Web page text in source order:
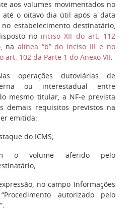
aos volumes movimentados no
até o oitavo dia útil após a data
estabelecimento destinatário,
noinciso XII do art. 112
, na alínea “b” do inciso III e no
art. 102 da Parte 1 do Anexo VII.
operações dutoviárias de
ou interestadual entre
mesmo titular, a NF-e prevista
demais requisitos previstos na
emitida:
do ICMS;
o volume aferido pelo
no campo Informações
autorizado pelo